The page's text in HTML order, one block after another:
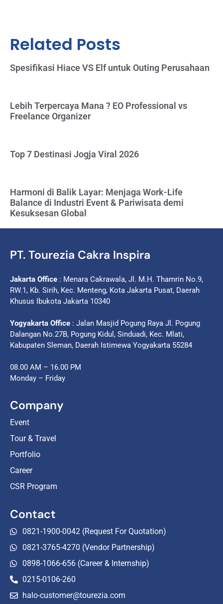
Related Posts
Spesifikasi Hiace VS Elf untuk Outing Perusahaan
Lebih Terpercaya Mana ? EO Professional vs
Freelance Organizer
Top 7 Destinasi Jogja Viral 2026
Harmoni di Balik Layar: Menjaga Work-Life
Balance di Industri Event & Pariwisata demi
Kesuksesan Global
PT. Tourezia Cakra Inspira
Jakarta Office : Menara Cakrawala, Jl. M.H. Thamrin No.9,
RW.1, Kb. Sirih, Kec. Menteng, Kota Jakarta Pusat, Daerah
Khusus Ibukota Jakarta 10340
Yogyakarta Office : Jalan Masjid Pogung Raya Jl. Pogung
Dalangan No.27B, Pogung Kidul, Sinduadi, Kec. Mlati,
Kabupaten Sleman, Daerah Istimewa Yogyakarta 55284
08.00 AM – 16.00 PM
Monday – Friday
Company
Event
Tour & Travel
Portfolio
Career
CSR Program
Contact
0821-1900-0042 (Request For Quotation)
0821-3765-4270 (Vendor Partnership)
0898-1066-656 (Career & Internship)
0215-0106-260
halo-customer@tourezia.com